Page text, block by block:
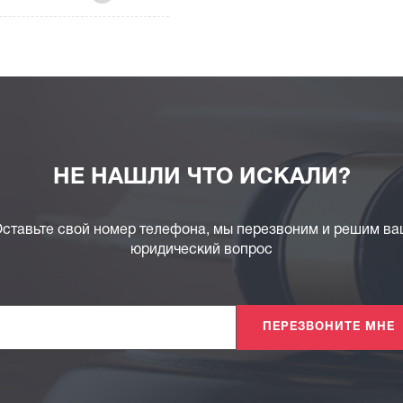
НЕ НАШЛИ ЧТО ИСКАЛИ?
свой номер телефона, мы перезвоним и решим
юридический вопрос
ПЕРЕЗВОНИТЕ МНЕ